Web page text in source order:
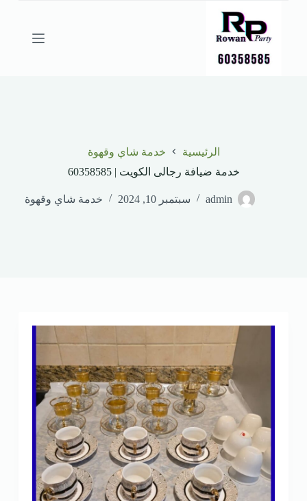
الرئيسية
خدمة شاي وقهوة
خدمة ضيافة رجالى الكويت | 60358585
admin سبتمبر 10, 2024 خدمة شاي وقهوة